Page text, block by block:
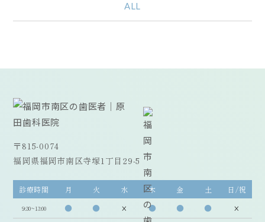
ALL
〒815-0074
福岡県福岡市南区寺塚1丁目29-5
診療時間 月 火 水 木 金 土 日/祝
9:30~13:00 ● ● × ● ● ● ×